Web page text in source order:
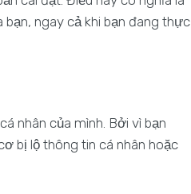
ngay cả khi bạn đang thực
nhân của mình. Bởi vì bạn
bị lộ thông tin cá nhân hoặc